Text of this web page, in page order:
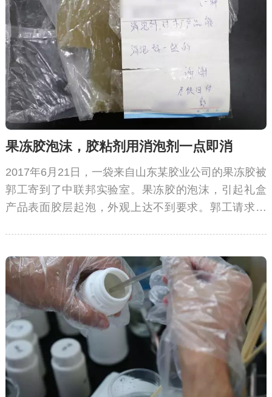
果冻胶泡沫，胶粘剂用消泡剂一点即消
2017年6月21日，一袋来自山东某胶业公司的果冻胶被
郭工寄到了中联邦实验室。果冻胶的泡沫，引起礼盒
产品表面胶层起泡，外观上达不到要求。郭工请求中